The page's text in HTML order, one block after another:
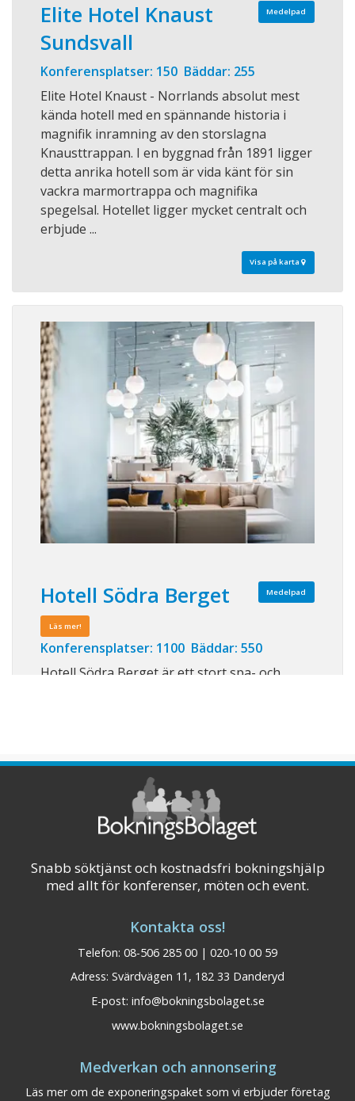
Medelpad
Elite Hotel Knaust
Sundsvall
Konferensplatser: 150 Bäddar: 255
Elite Hotel Knaust - Norrlands absolut mest
kända hotell med en spännande historia i
magnifik inramning av den storslagna
Knausttrappan. I en byggnad från 1891 ligger
detta anrika hotell som är vida känt för sin
vackra marmortrappa och magnifika
spegelsal. Hotellet ligger mycket centralt och
erbjude ...
Visa på karta
Medelpad
Hotell Södra Berget
Läs mer!
Konferensplatser: 1100 Bäddar: 550
Hotell Södra Berget är ett stort spa- och
tågstation och 25 min till Sundsvalls flygplats.
Den stora anläggningen kan erbjuda all ...
Visa på karta
Snabb söktjänst och kostnadsfri bokningshjälp
med allt för konferenser, möten och event.
Kontakta oss!
Telefon: 08-506 285 00 | 020-10 00 59
Adress: Svärdvägen 11, 182 33 Danderyd
E-post: info@bokningsbolaget.se
www.bokningsbolaget.se
Medverkan och annonsering
Läs mer om de exponeringspaket som vi erbjuder företag